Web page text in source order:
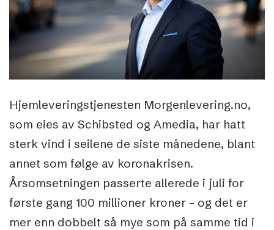
Hjemleveringstjenesten Morgenlevering.no,
som eies av Schibsted og Amedia, har hatt
sterk vind i seilene de siste månedene, blant
annet som følge av koronakrisen.
Årsomsetningen passerte allerede i juli for
første gang 100 millioner kroner – og det er
mer enn dobbelt så mye som på samme tid i